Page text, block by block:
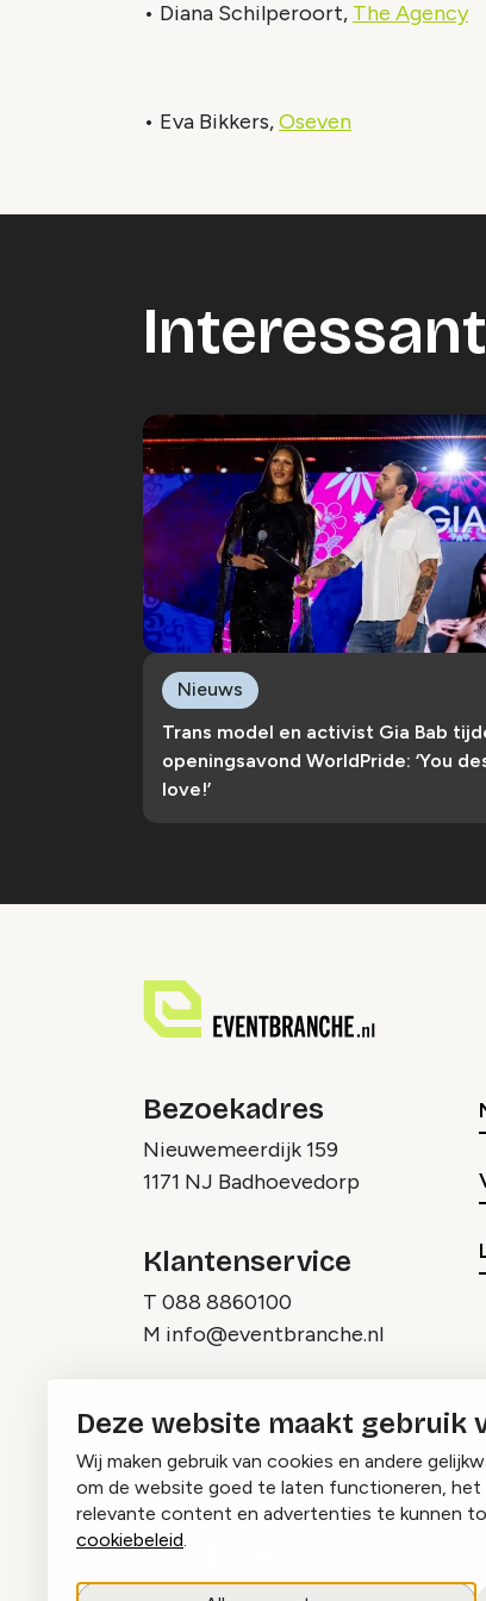
Deze website maakt gebruik
Wij maken gebruik van cookies en andere
om de website goed te laten functioneren, het
relevante content en advertenties te kunnen
cookiebeleid.
• Diana Schilperoort, The Agency
• Eva Bikkers,Oseven
Trans model en activist Gia Bab
openingsavond WorldPride: ‘You
love!’
Nieuws
Bezoekadres
Nieuwemeerdijk 159
1171 NJ Badhoevedorp
Klantenservice
T 088 8860100
M info@eventbranche.nl